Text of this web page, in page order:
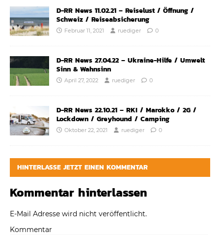
D-RR News 11.02.21 – Reiselust / Öffnung /
Schweiz / Reiseabsicherung
Februar 11, 2021 ruediger 0
D-RR News 27.04.22 – Ukraine-Hilfe / Umwelt
Sinn & Wahnsinn
April 27, 2022 ruediger 0
D-RR News 22.10.21 – RKI / Marokko / 2G /
Lockdown / Greyhound / Camping
Oktober 22, 2021 ruediger 0
HINTERLASSE JETZT EINEN KOMMENTAR
Kommentar hinterlassen
E-Mail Adresse wird nicht veröffentlicht.
Kommentar